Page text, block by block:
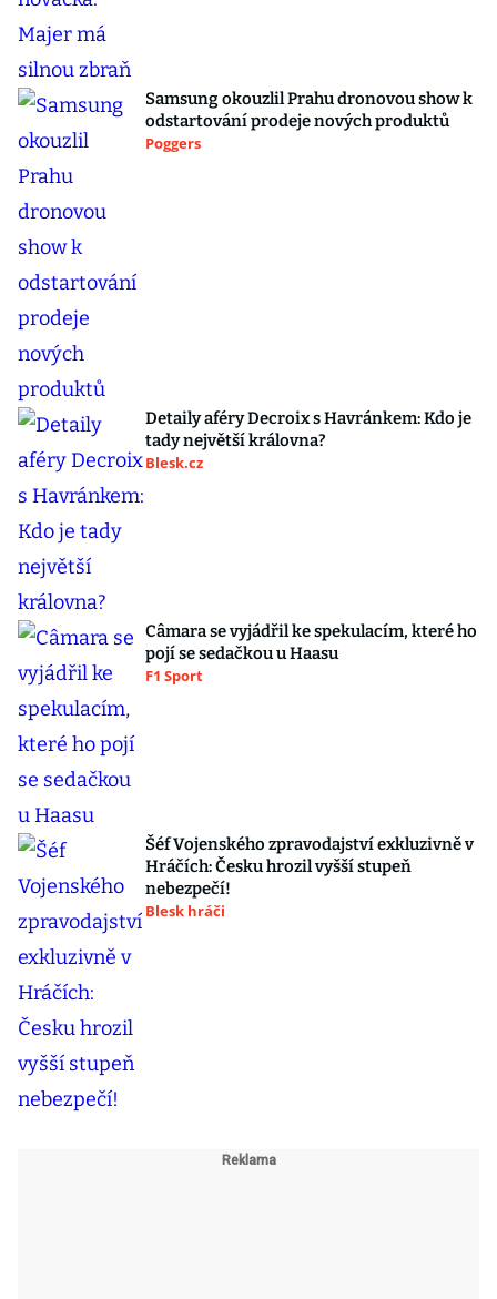
Samsung okouzlil Prahu dronovou show k
odstartování prodeje nových produktů
Poggers
Detaily aféry Decroix s Havránkem: Kdo je
tady největší královna?
Blesk.cz
Câmara se vyjádřil ke spekulacím, které ho
pojí se sedačkou u Haasu
F1 Sport
Šéf Vojenského zpravodajství exkluzivně v
Hráčích: Česku hrozil vyšší stupeň
nebezpečí!
Blesk hráči